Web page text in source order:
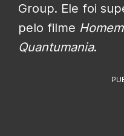
Group. Ele foi
pelo filme
Quantumania.